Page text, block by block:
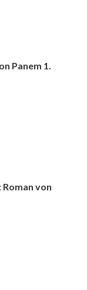
Panem 1.
Roman von